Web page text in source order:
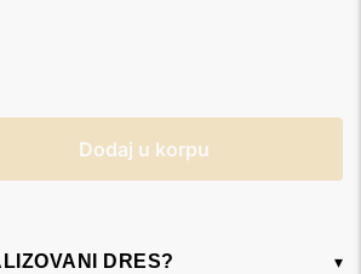
Dodaj u korpu
DRES? ▾